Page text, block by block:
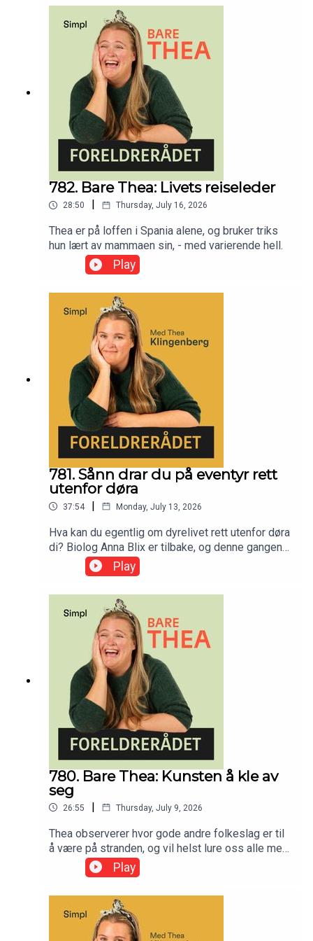
romantiske utviklingen. Han forteller om
«jordmødre» som også var dyrleger, og gikk rett
fra fjøset til fødestua, brenning av morkaker,
overtro og masse, masse bakterier. Episoden ble
først sendt 6.okt 2025
782. Bare Thea: Livets reiseleder
28:50 Thursday, July 16, 2026
Thea er på loffen i Spania alene, og bruker triks
hun lært av mammaen sin, - med varierende hell.
Play
781. Sånn drar du på eventyr rett
utenfor døra
37:54 | Monday, July 13, 2026
Hva kan du egentlig om dyrelivet rett utenfor døra
di? Biolog Anna Blix er tilbake, og denne gangen
tar hun oss med på et gratis sommereventyr, rett
utenfor døra di. Vi snakker om meitemarker som
det morsomme livet som venter i fjæra. Ingen
insekter i Norge er farlige, så ingen unnskyldning
her! Ta med ungene, grav i jorda og bli overbevist
om at du faktisk ikke trenger å dra til syden for å
skape eventyr for ungene dine.
Play
780. Bare Thea: Kunsten å kle av
seg
26:55 | Thursday, July 9, 2026
Thea observerer hvor gode andre folkeslag er til
å være på stranden, og vil helst lure oss alle med
på en spansk fristrand i to uker (minst), for
folkehelsens skyld.
Play